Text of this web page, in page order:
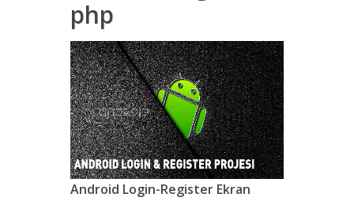
php
Android Login-Register Ekran